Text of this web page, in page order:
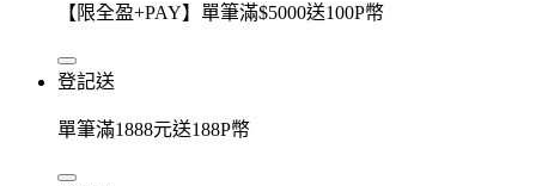
【限全盈+PAY】單筆滿$5000送100P幣
登記送
單筆滿1888元送188P幣